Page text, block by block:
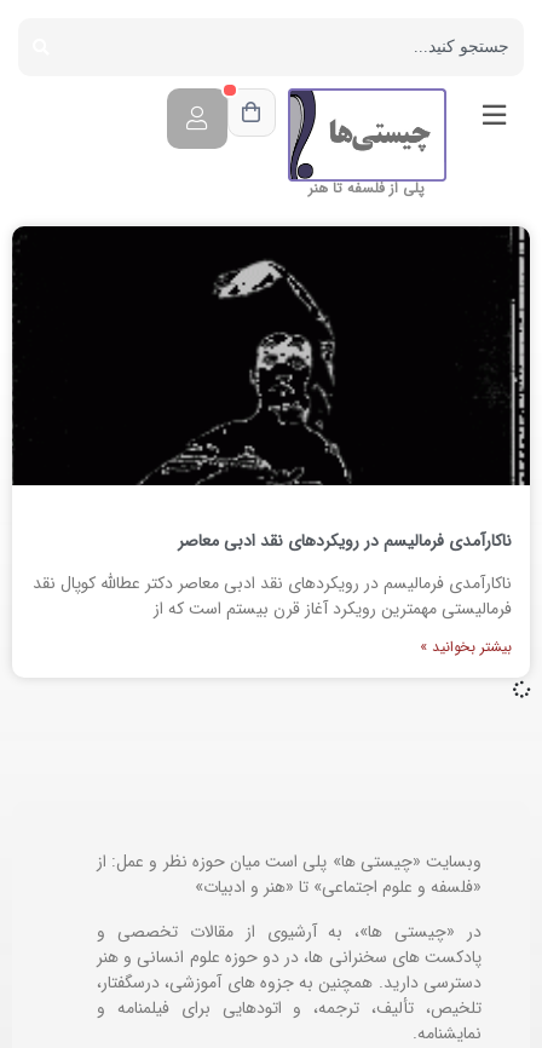
پلی از فلسفه تا هنر
ناکارآمدی فرماليسم در رويکردهای نقد ادبی معاصر
ناکارآمدی فرماليسم در رويکردهای نقد ادبی معاصر دکتر عطالله کوپال نقد
فرمالیستی مهمترین رویكرد آغاز قرن بیستم است که از
بیشتر بخوانید »
وبسایت «چیستی ها» پلی است میان حوزه نظر و عمل: از
«فلسفه و علوم اجتماعی» تا «هنر و ادبیات»
در «چیستی ها»، به آرشیوی از مقالات تخصصی و
پادکست های سخنرانی ها، در دو حوزه علوم انسانی و هنر
دسترسی دارید. همچنین به جزوه های آموزشی، درسگفتار،
تلخیص، تألیف، ترجمه، و اتودهایی برایفیلمنامه و
نمایشنامه.